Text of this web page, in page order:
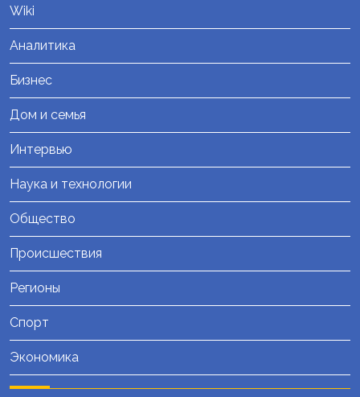
Wiki
Аналитика
Бизнес
Дом и семья
Интервью
Наука и технологии
Общество
Происшествия
Регионы
Спорт
Экономика